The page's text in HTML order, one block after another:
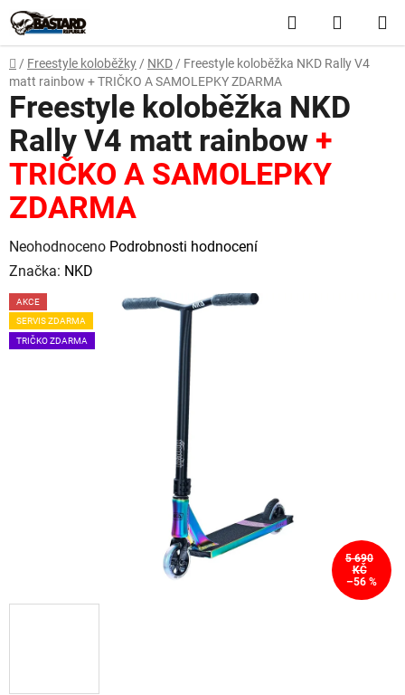
Přejít
na
obsah
Hledat
KOŠÍK
Domů
/ Freestyle koloběžky / NKD / Freestyle koloběžka NKD Rally V4
matt rainbow + TRIČKO A SAMOLEPKY ZDARMA
Freestyle koloběžka NKD
Rally V4 matt rainbow +
TRIČKO A SAMOLEPKY
ZDARMA
Průměrné
hodnocení
produktu
je
0,0
Neohodnoceno Podrobnosti hodnocení
Značka: NKD
AKCE
SERVIS ZDARMA
TRIČKO ZDARMA
5 690
KČ
–56 %